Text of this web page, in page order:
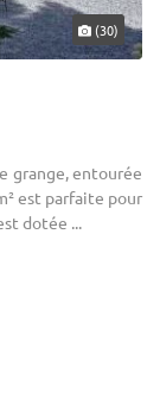
(30)
grange, entourée
est parfaite pour
dotée ...